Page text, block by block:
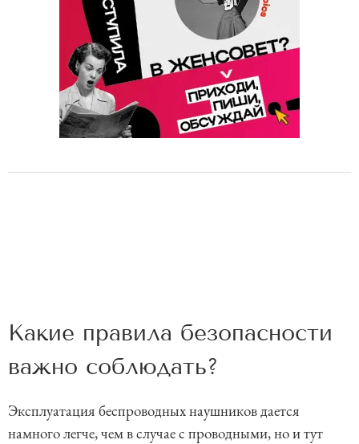
Какие правила безопасности
важно соблюдать?
Эксплуатация беспроводных наушников дается
намного легче, чем в случае с проводными, но и тут